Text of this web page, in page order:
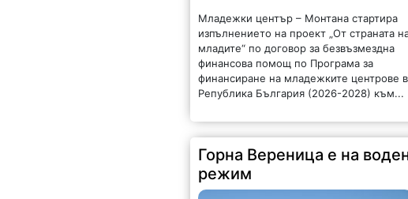
Младежки център – Монтана стартира
изпълнението на проект „От страната
младите“ по договор за безвъзмездна
финансова помощ по Програма за
финансиране на младежките центрове в
Република България (2026-2028) към...
Горна Вереница е на
режим